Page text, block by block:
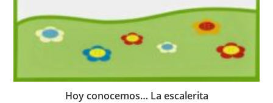
Hoy conocemos… La escalerita